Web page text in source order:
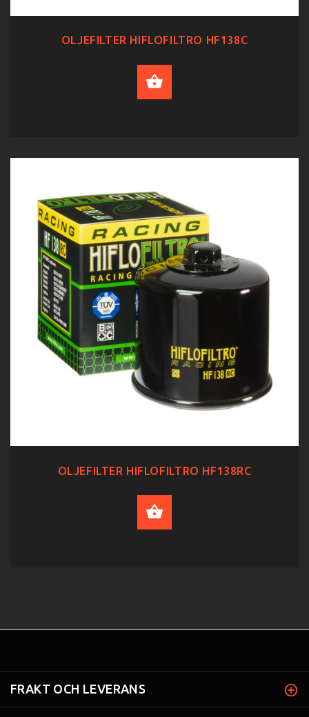
OLJEFILTER HIFLOFILTRO HF138C
OLJEFILTER HIFLOFILTRO HF138RC
FRAKT OCH LEVERANS